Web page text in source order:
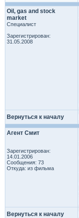
Oil, gas and stock
market
Специалист
Зарегистрирован:
31.05.2008
Вернуться к началу
Агент Смит
Зарегистрирован:
14.01.2006
Сообщения: 73
Откуда: из фильма
Вернуться к началу